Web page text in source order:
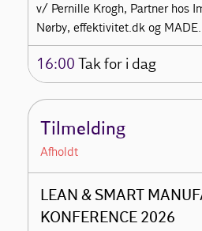
v/ Pernille Krogh, Partner hos
Nørby, effektivitet.dk og MADE.
16:00 Tak for i dag
Tilmelding
Afholdt
LEAN & SMART
KONFERENCE 2026